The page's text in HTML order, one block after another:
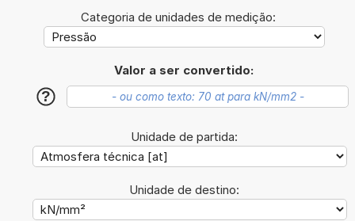
Categoria de unidades de medição:
Valor a ser convertido:
?
Unidade de partida:
Unidade de destino: